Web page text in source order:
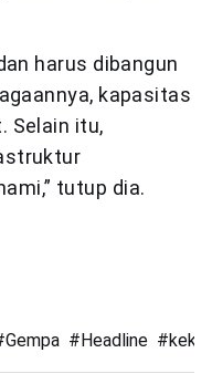
harus dibangun
kapasitas
Selain itu,
tutup dia.
Gempa #Headline #